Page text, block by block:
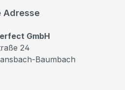
Adresse
GmbH
24
Baumbach